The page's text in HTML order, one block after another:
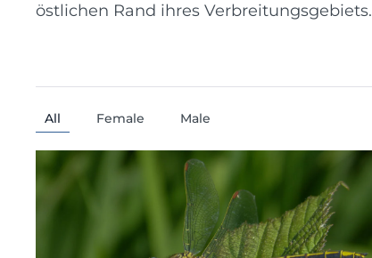
östlichen Rand ihres Verbreitungsgebiets.
All Female Male